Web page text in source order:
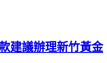
建議辦理新竹黃金